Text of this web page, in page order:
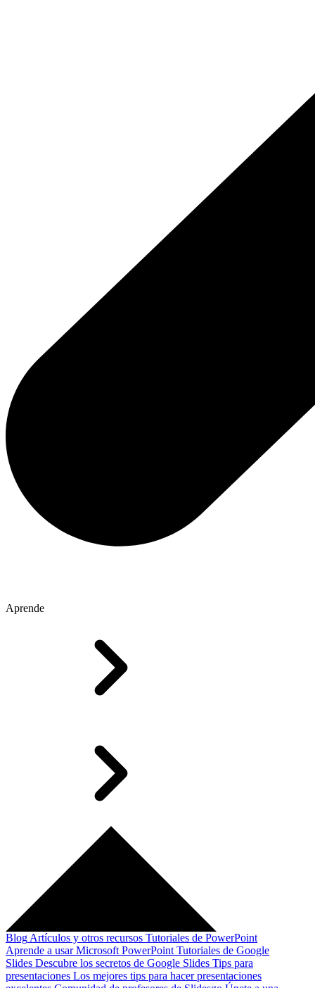
Aprende
Blog Artículos y otros recursos Tutoriales de PowerPoint
Aprende a usar Microsoft PowerPoint Tutoriales de Google
Slides Descubre los secretos de Google Slides Tips para
presentaciones Los mejores tips para hacer presentaciones